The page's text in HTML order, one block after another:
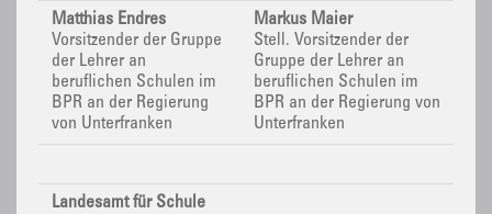
Matthias Endres
Vorsitzender der Gruppe
der Lehrer an
beruflichen Schulen im
BPR an der Regierung
von Unterfranken
Markus Maier
Stell. Vorsitzender der
Gruppe der Lehrer an
beruflichen Schulen im
BPR an der Regierung von
Unterfranken
Landesamt für Schule